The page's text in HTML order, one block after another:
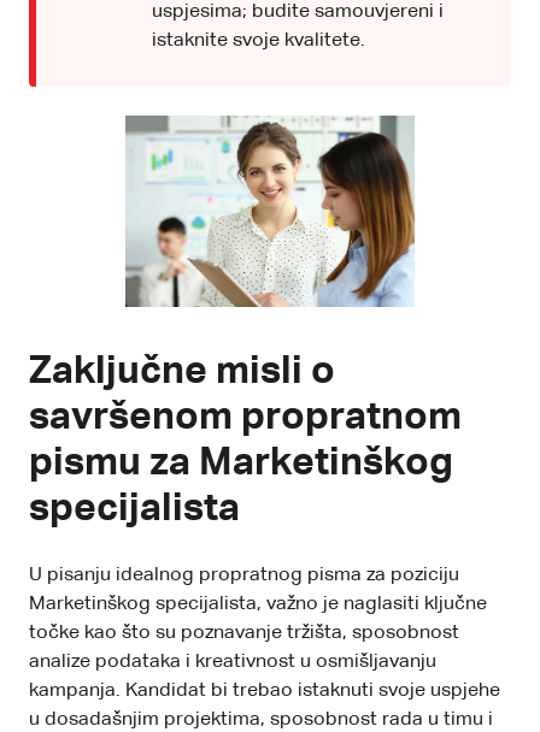
uspjesima; budite samouvjereni i
istaknite svoje kvalitete.
Zaključne misli o
savršenom propratnom
pismu za Marketinškog
specijalista
U pisanju idealnog propratnog pisma za poziciju
Marketinškog specijalista, važno je naglasiti ključne
točke kao što su poznavanje tržišta, sposobnost
analize podataka i kreativnost u osmišljavanju
kampanja. Kandidat bi trebao istaknuti svoje uspjehe
u dosadašnjim projektima, sposobnost rada u timu i